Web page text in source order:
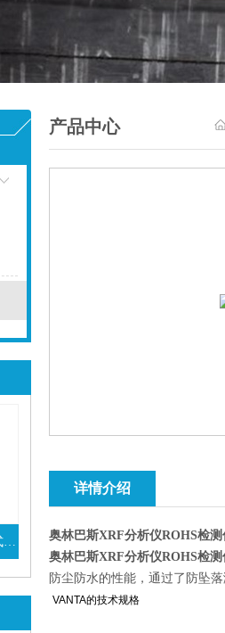
奥林巴斯Vanta系列VEL手持式XRF光谱仪
产品中心
详情介绍
奥林巴斯XRF分析仪ROHS检测
奥林巴斯XRF分析仪ROHS检测
防尘防水的性能，通过了防坠
VANTA的技术规格